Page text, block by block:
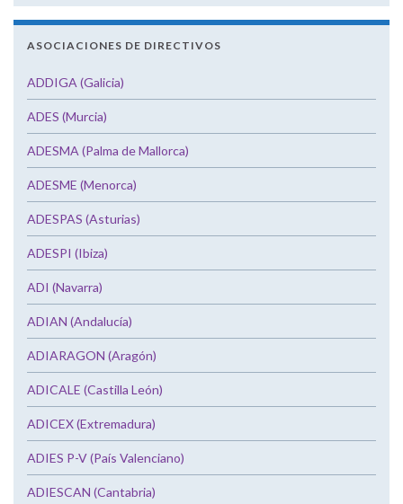
ASOCIACIONES DE DIRECTIVOS
ADDIGA (Galicia)
ADES (Murcia)
ADESMA (Palma de Mallorca)
ADESME (Menorca)
ADESPAS (Asturias)
ADESPI (Ibiza)
ADI (Navarra)
ADIAN (Andalucía)
ADIARAGON (Aragón)
ADICALE (Castilla León)
ADICEX (Extremadura)
ADIES P-V (País Valenciano)
ADIESCAN (Cantabria)